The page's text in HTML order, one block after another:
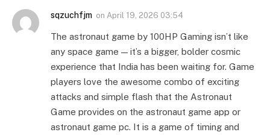
sqzuchfjm on April 19, 2026 03:54
The astronaut game by 100HP Gaming isn’t like
any space game — it’s a bigger, bolder cosmic
experience that India has been waiting for. Game
players love the awesome combo of exciting
attacks and simple flash that the Astronaut
Game provides on the astronaut game app or
astronaut game pc. It is a game of timing and